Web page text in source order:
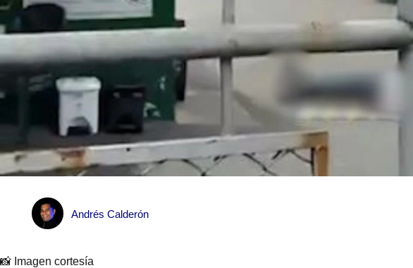
Andrés Calderón
📸 Imagen cortesía